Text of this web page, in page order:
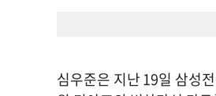
심우준은 지난 19일 삼성